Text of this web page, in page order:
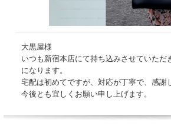
大黒屋様
いつも新宿本店にて持ち込みさせていただ
になります。
宅配は初めてですが、対応が丁寧で、感謝
今後とも宜しくお願い申し上げます。